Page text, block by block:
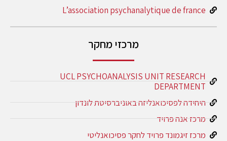
L’association psychanalytique de france
מרכזי מחקר
UCL PSYCHOANALYSIS UNIT RESEARCH
DEPARTMENT
היחידה לפסיכואנליזה באוניברסיטת לונדון
מרכז אנה פרויד
מרכז זיגמונד פרויד לחקר פסיכואנליטי